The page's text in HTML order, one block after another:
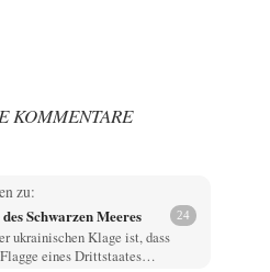
KOMMENTARE
zu:
Schwarzen Meeres 24
ukrainischen Klage ist, dass
eines Drittstaates…